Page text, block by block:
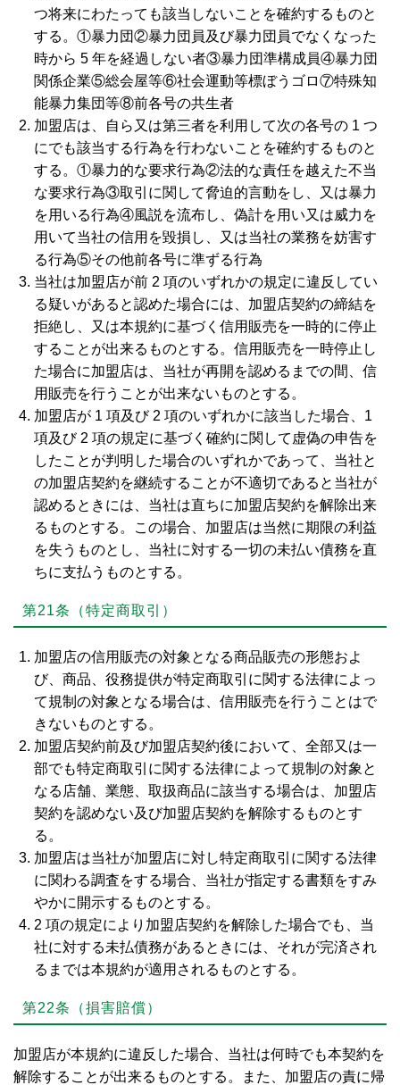
つ将来にわたっても該当しないことを確約するものと
する。①暴力団②暴力団員及び暴力団員でなくなった
時から 5 年を経過しない者③暴力団準構成員④暴力団
関係企業⑤総会屋等⑥社会運動等標ぼうゴロ⑦特殊知
能暴力集団等⑧前各号の共生者
加盟店は、自ら又は第三者を利用して次の各号の 1 つ
にでも該当する行為を行わないことを確約するものと
する。①暴力的な要求行為②法的な責任を越えた不当
な要求行為③取引に関して脅迫的言動をし、又は暴力
を用いる行為④風説を流布し、偽計を用い又は威力を
用いて当社の信用を毀損し、又は当社の業務を妨害す
る行為⑤その他前各号に準ずる行為
当社は加盟店が前 2 項のいずれかの規定に違反してい
る疑いがあると認めた場合には、加盟店契約の締結を
拒絶し、又は本規約に基づく信用販売を一時的に停止
することが出来るものとする。信用販売を一時停止し
た場合に加盟店は、当社が再開を認めるまでの間、信
用販売を行うことが出来ないものとする。
加盟店が 1 項及び 2 項のいずれかに該当した場合、1
項及び 2 項の規定に基づく確約に関して虚偽の申告を
したことが判明した場合のいずれかであって、当社と
の加盟店契約を継続することが不適切であると当社が
認めるときには、当社は直ちに加盟店契約を解除出来
るものとする。この場合、加盟店は当然に期限の利益
を失うものとし、当社に対する一切の未払い債務を直
ちに支払うものとする。
第21条（特定商取引）
加盟店の信用販売の対象となる商品販売の形態およ
び、商品、役務提供が特定商取引に関する法律によっ
て規制の対象となる場合は、信用販売を行うことはで
きないものとする。
加盟店契約前及び加盟店契約後において、全部又は一
部でも特定商取引に関する法律によって規制の対象と
なる店舗、業態、取扱商品に該当する場合は、加盟店
契約を認めない及び加盟店契約を解除するものとす
る。
加盟店は当社が加盟店に対し特定商取引に関する法律
に関わる調査をする場合、当社が指定する書類をすみ
やかに開示するものとする。
2 項の規定により加盟店契約を解除した場合でも、当
社に対する未払債務があるときには、それが完済され
るまでは本規約が適用されるものとする。
第22条（損害賠償）
加盟店が本規約に違反した場合、当社は何時でも本契約を
解除することが出来るものとする。また、加盟店の責に帰